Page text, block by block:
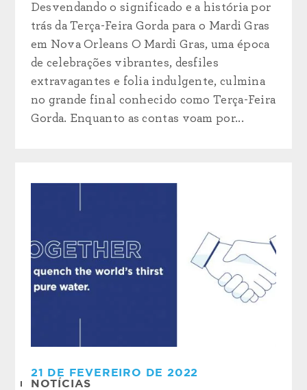
Desvendando o significado e a história por
trás da Terça-Feira Gorda para o Mardi Gras
em Nova Orleans O Mardi Gras, uma época
de celebrações vibrantes, desfiles
extravagantes e folia indulgente, culmina
no grande final conhecido como Terça-Feira
Gorda. Enquanto as contas voam por...
21 DE FEVEREIRO DE 2022
NOTÍCIAS